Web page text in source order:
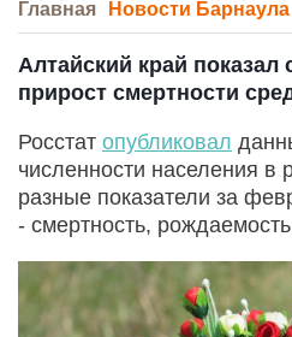
Главная Новости Барнаула
Алтайский край
прирост смертности
Росстат опубликовал
численности населения в
разные показатели за
- смертность,